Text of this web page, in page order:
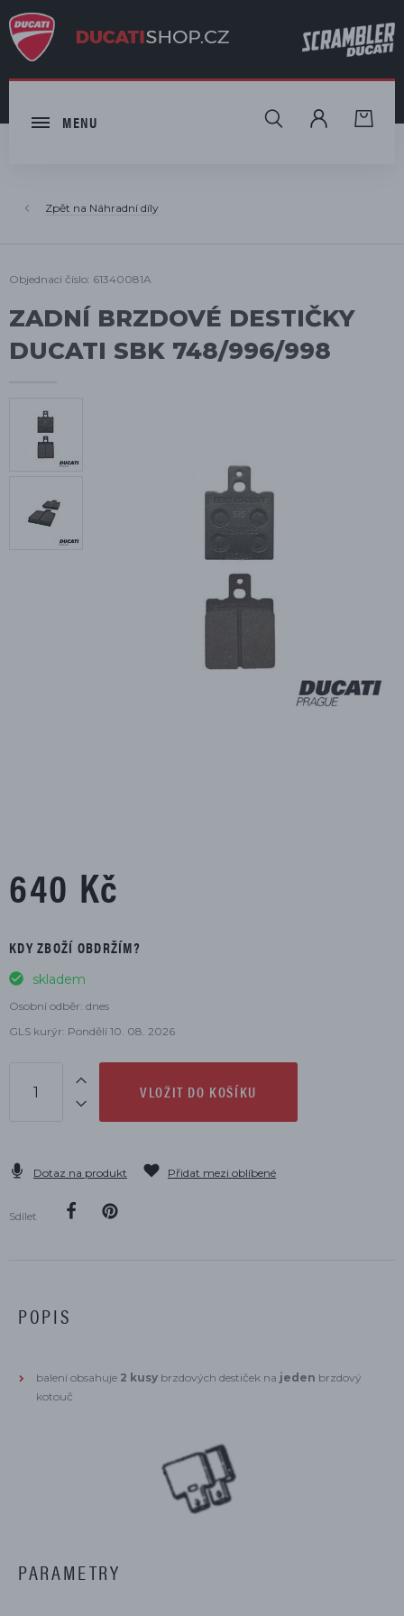
MENU HLEDAT
Náhradní díly
Objednací číslo: 61340081A
ZADNÍ BRZDOVÉ DESTIČKY
DUCATI SBK 748/996/998
640 Kč
KDY ZBOŽÍ OBDRŽÍM?
skladem
Osobní odběr: dnes
GLS kurýr: Pondělí 10. 08. 2026
VLOŽIT DO KOŠÍKU
Dotaz na produkt Přidat mezi oblíbené
Sdílet
POPIS
balení obsahuje 2 kusy brzdových destiček na jeden brzdový
kotouč
PARAMETRY